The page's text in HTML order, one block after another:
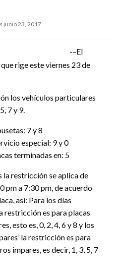
junio 23, 2017
-–El
rige este viernes 23 de
los vehículos particulares
7 y 9.
7 y 8
especial: 9 y 0
terminadas en: 5
la restricción se aplica de
pm a 7:30 pm, de acuerdo
así: Para los días
restricción es para placas
esto es, 0, 2, 4, 6 y 8 y los
la restricción es para
impares, es decir, 1, 3, 5, 7